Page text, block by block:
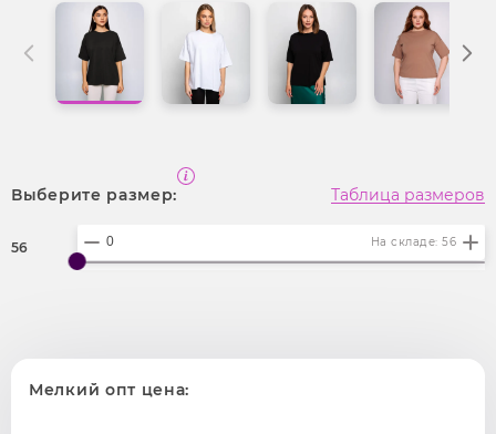
Выберите размер: Таблица размеров
56 На складе: 56
Мелкий опт цена: